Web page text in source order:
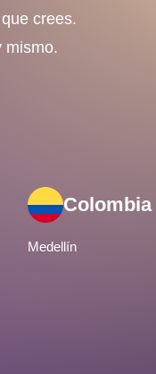
crees.
mismo.
Colombia
Medellín